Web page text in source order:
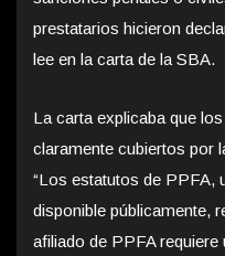
prestatarios hicieron
lee en la carta de la SBA.
La carta explicaba que
claramente cubiertos por
“Los estatutos de PPFA,
disponible públicamente,
afiliado de PPFA